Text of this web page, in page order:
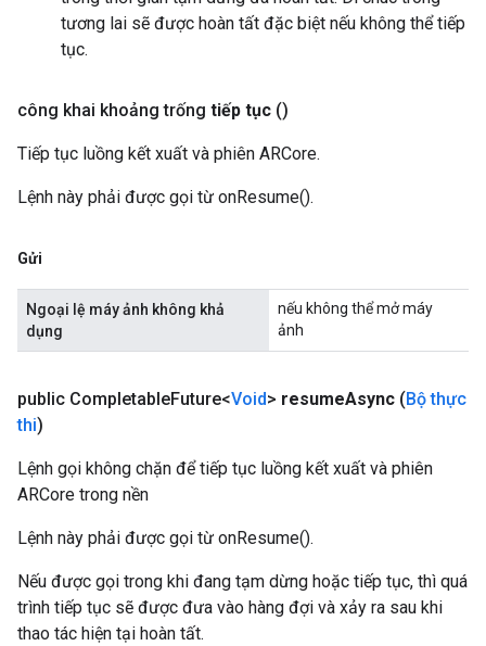
tương lai sẽ được hoàn tất đặc biệt nếu không thể tiếp
tục.
công khai khoảng trống tiếp tục ()
Tiếp tục luồng kết xuất và phiên ARCore.
Lệnh này phải được gọi từ onResume().
Gửi
Ngoại lệ máy ảnh không khả
dụng
nếu không thể mở máy
ảnh
public CompletableFuture<Void> resumeAsync (Bộ thực
thi)
Lệnh gọi không chặn để tiếp tục luồng kết xuất và phiên
ARCore trong nền
Lệnh này phải được gọi từ onResume().
Nếu được gọi trong khi đang tạm dừng hoặc tiếp tục, thì quá
trình tiếp tục sẽ được đưa vào hàng đợi và xảy ra sau khi
thao tác hiện tại hoàn tất.